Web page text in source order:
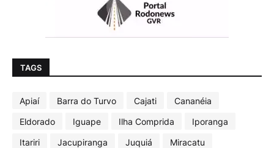
TAGS
Apiaí Barra do Turvo Cajati
Cananéia
Eldorado
Iguape Ilha Comprida
Iporanga
Itariri
Jacupiranga Juquiá
Miracatu